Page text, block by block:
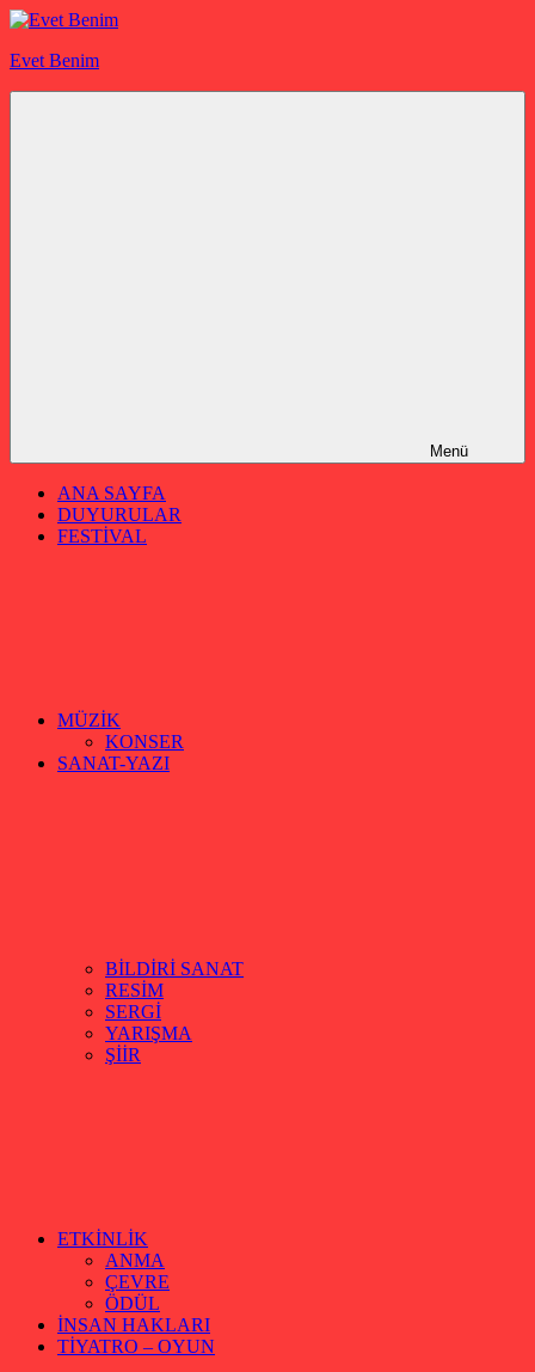
İçeriğe
Evet Benim
Menü
ANA SAYFA
DUYURULAR
FESTİVAL
MÜZİK
KONSER
SANAT-YAZI
BİLDİRİ SANAT
RESİM
SERGİ
YARIŞMA
ŞİİR
ETKİNLİK
ANMA
ÇEVRE
ÖDÜL
İNSAN HAKLARI
TİYATRO – OYUN